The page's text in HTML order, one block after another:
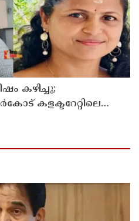
കഴിച്ചു;
കളക്ടറേറ്റിലെ